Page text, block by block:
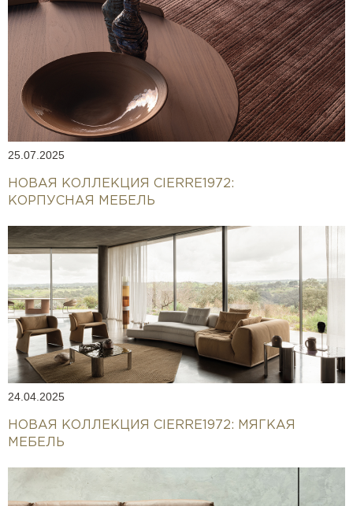
25.07.2025
НОВАЯ КОЛЛЕКЦИЯ CIERRE1972:
КОРПУСНАЯ МЕБЕЛЬ
24.04.2025
НОВАЯ КОЛЛЕКЦИЯ CIERRE1972: МЯГКАЯ
МЕБЕЛЬ